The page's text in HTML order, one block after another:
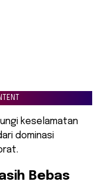
keselamatan
dominasi
Bebas